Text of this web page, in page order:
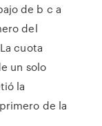
de b c a
del
cuota
un solo
la
de la